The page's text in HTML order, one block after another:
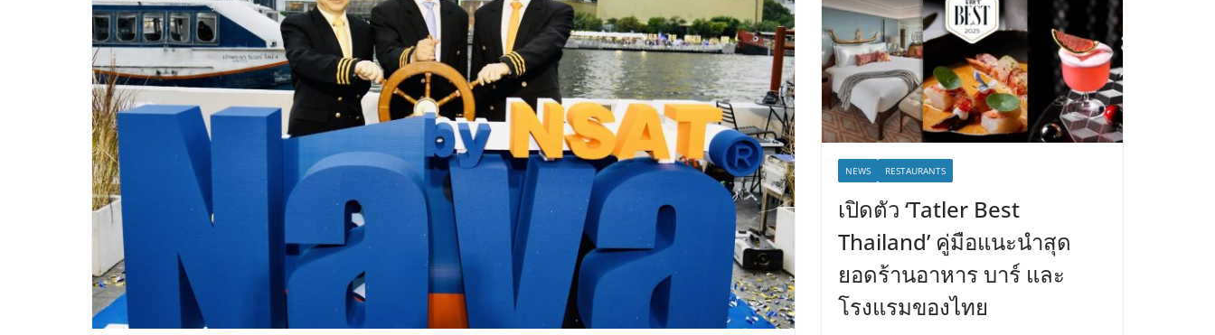
NEWS RESTAURANTS
เปิดตัว ‘Tatler Best
Thailand’ คู่มือแนะนำสุด
ยอดร้านอาหาร บาร์ และ
โรงแรมของไทย